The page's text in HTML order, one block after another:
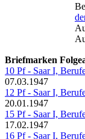
Briefmarken
10 Pf - Saar I,
07.03.1947
12 Pf - Saar I,
20.01.1947
15 Pf - Saar I,
17.02.1947
16 Pf - Saar I,